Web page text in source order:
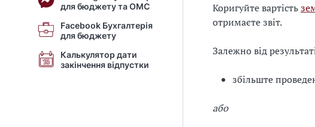
для бюджету та ОМС
Facebook Бухгалтерія
для бюджету
Калькулятор дати
закінчення відпустки
Коригуйте вартість
отримаєте звіт.
Залежно від
збільште
або